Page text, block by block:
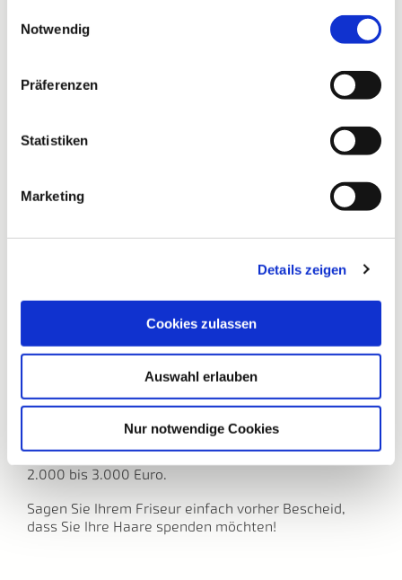
Notwendig
Präferenzen
Statistiken
Marketing
Details zeigen
Cookies zulassen
Auswahl erlauben
Nur notwendige Cookies
Sie haben die Möglichkeit, Ihre abgeschnittenen
Haare ab einer Zopflänge von 25 cm einer richtig
guten Sache zur Verfügung zu stellen!
Denn aus echten Haaren können hochwertige
Perücken gefertigt werden. Wir arbeiten mit der
Stiftung It’s for Kids zusammen, Deutschlands großer
Kreativspendenstiftung. Die Stiftung schafft es mit
Ihrer Hilfe, dass an krankheitsbedingtem Haarausfall
leidende Kinder zuzahlungsfrei eine Echthaarperücke
bekommen. Normalerweise liegt der Eigenanteil bei
2.000 bis 3.000 Euro.
Sagen Sie Ihrem Friseur einfach vorher Bescheid,
dass Sie Ihre Haare spenden möchten!